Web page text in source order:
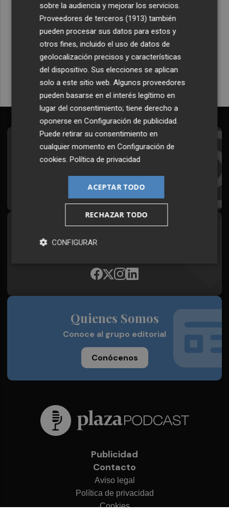
Recibe toda la actualidad de
Plaza Podcast en tu correo
Quiero suscribirme
Suscríbete al Boletín
Todos los días a primera hora en tu email
¡Quiero suscribirme!
Plaza Podcast, desde cualquier medio
Quienes Somos
Conoce al grupo editorial
Conócenos
Publicidad
Contacto
Aviso legal
Política de privacidad
Cookies
sobre la audiencia y mejorar los servicios.
Proveedores de terceros (1913) también
pueden procesar sus datos para estos y
otros fines, incluido el uso de datos de
geolocalización precisos y características
del dispositivo. Sus elecciones se aplican
solo a este sitio web. Algunos proveedores
pueden basarse en el interés legítimo en
lugar del consentimiento; tiene derecho a
oponerse enConfiguración de publicidad
Puede retirar su consentimiento en
cualquier momento enConfiguración de
cookies .Política de privacidad
ACEPTAR TODO
RECHAZAR TODO
CONFIGURAR